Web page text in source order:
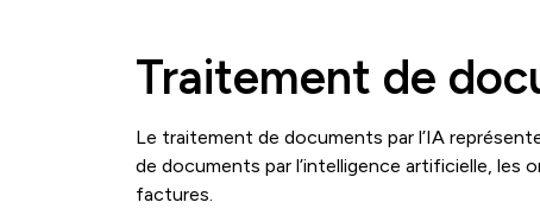
Traitement de
Le traitement de documents par l’IA
de documents par l’intelligence artificielle, les
factures.